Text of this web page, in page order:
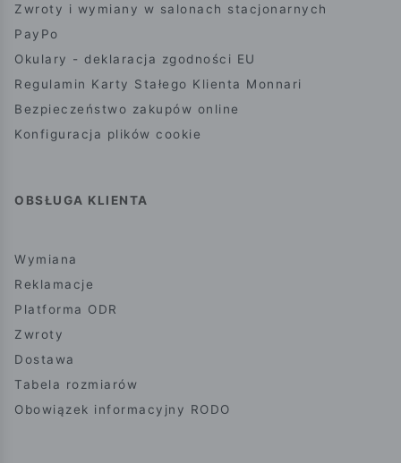
Zwroty i wymiany w salonach stacjonarnych
PayPo
Okulary - deklaracja zgodności EU
Regulamin Karty Stałego Klienta Monnari
Bezpieczeństwo zakupów online
Konfiguracja plików cookie
OBSŁUGA KLIENTA
Wymiana
Reklamacje
Platforma ODR
Zwroty
Dostawa
Tabela rozmiarów
Obowiązek informacyjny RODO